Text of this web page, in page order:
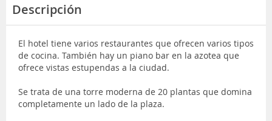
Descripción
El hotel tiene varios restaurantes que ofrecen varios tipos
de cocina. También hay un piano bar en la azotea que
ofrece vistas estupendas a la ciudad.
Se trata de una torre moderna de 20 plantas que domina
completamente un lado de la plaza.